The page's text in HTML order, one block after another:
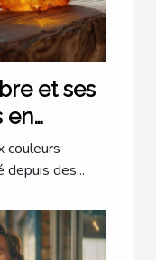
et ses
en
couleurs
depuis des...